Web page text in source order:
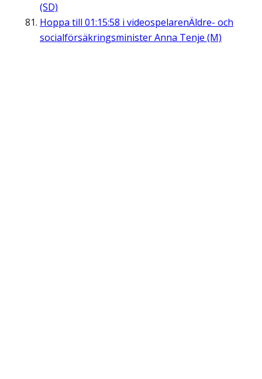
(SD)
Hoppa till 01:15:58 i videospelarenÄldre- och
socialförsäkringsminister Anna Tenje (M)